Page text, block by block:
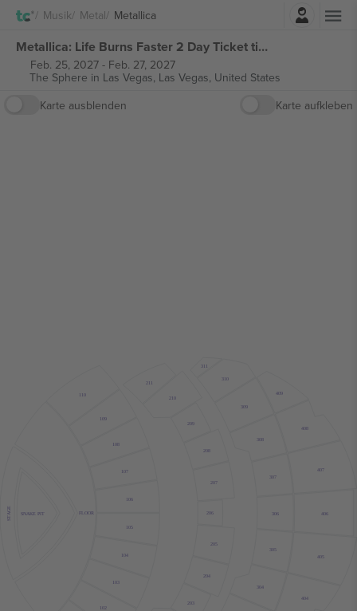
Musik Metal Metallica
Metallica: Life Burns Faster 2 Day Ticket tickets
Feb. 25, 2027- Feb. 27, 2027
The Sphere in Las Vegas, Las Vegas, United States
Karte ausblenden
Karte aufkleben
FLOOR
SNAKE PIT
102
103
104
105
106
107
108
109
110
203
204
205
206
207
208
209
210
211
304
305
306
307
308
309
310
311
404
405
406
407
408
409
STAGE